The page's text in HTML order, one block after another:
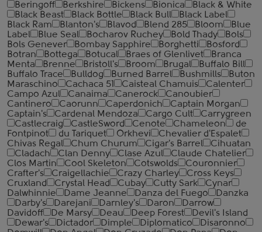
Beringoff
Berkshire Bickens Bionica
Black & White
Black Beast
Black Bottle Black Bull
Black Label
Black Ram
Blanton's Blavod Blend 285 Bloom
Blue
Label
Blue Seal Bocharov Ruchey Bold Thady
Bols
Bols Genever
Bombay Sapphire Borghetti
Bosford
Botran
Bottega Botucal Braes of Glenlivet
Branca
Menta
Brenne Bristoll's Broom Brugal
Buffalo Bill
Buffalo Trace
Bulldog Burned Barrel Bushmills
Buton
Maraschino
Cachaca 51 Caisteal Chamuis
Calenter
Campo Azul
Canaima Canerock
Canoubier
Cantinero
Caorunn Caperdonich
Captain Morgan
Captain's
Cardenal Mendoza Cargo Cult
Carrygreen
Castlecraig
CastleSword Cenote Chameleon
de
Fontpinot
du Tariquet Orkhevi
Chevalier d'Espalet
Chivas Regal
Chum Churum Cigar's Barrel
Cihuatan
Cladach
Clan Denny Clase Azul
Claude Chatelier
Clos Martin
Cool Skeleton Cotswolds
Couronnier
Crafter's
Craigellachie Crazy Charley
Cross Keys
Cruxland
Crystal Head Cubay Cutty Sark
Cynar
Dalwhinnie
Dame Jeanne Danza del Fuego
Danzka
Darby's
Darejani Darnley's Daron
Darrow
Davidoff
De Marsy Deau Deep Forest
Devil's Island
Dewar's
Dictador Dimple Diplomatico
Disaronno